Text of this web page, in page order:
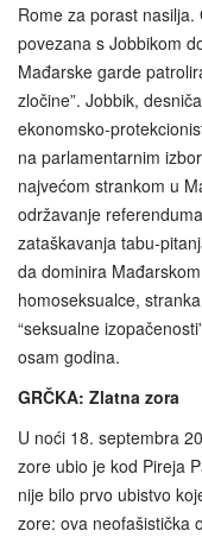
Rome za porast
povezana s Jobbikom
Mađarske garde
zločine”. Jobbik,
na parlamentarnim
najvećom strankom u
održavanje
zataškavanja
da dominira
homoseksualce,
“seksualne
osam godina.
GRČKA: Zlatna zora
U noći 18. septembra
zore ubio je kod Pireja
nije bilo prvo ubistvo
zore: ova neofašistička